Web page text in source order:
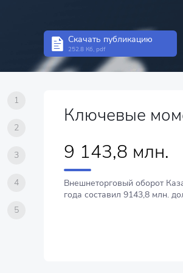
Скачать публикацию
252.8 Кб, pdf
1
2
3
4
5
Ключевые
9 143,8 млн.
Внешнеторговый оборот
года составил 9143,8 млн.